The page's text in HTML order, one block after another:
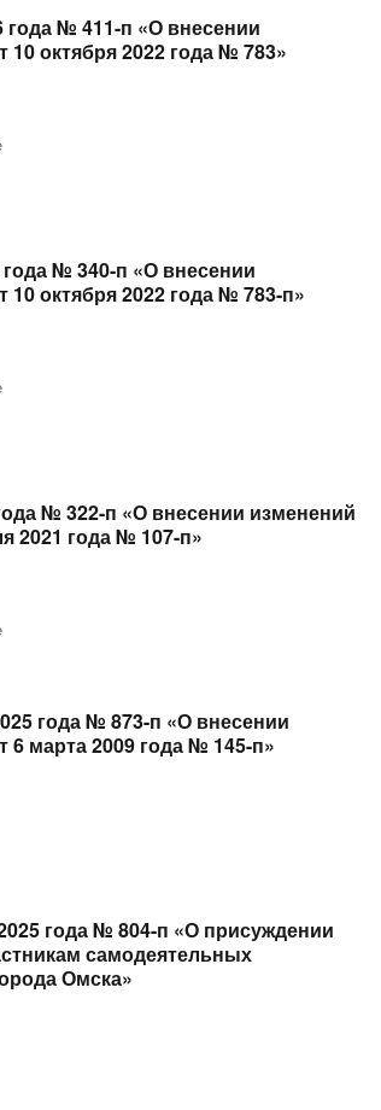
№ 411-п «О внесении
октября 2022 года № 783»
№ 340-п «О внесении
октября 2022 года № 783-п»
№ 322-п «О внесении изменений
2021 года № 107-п»
года № 873-п «О внесении
марта 2009 года № 145-п»
года № 804-п «О присуждении
самодеятельных
Омска»